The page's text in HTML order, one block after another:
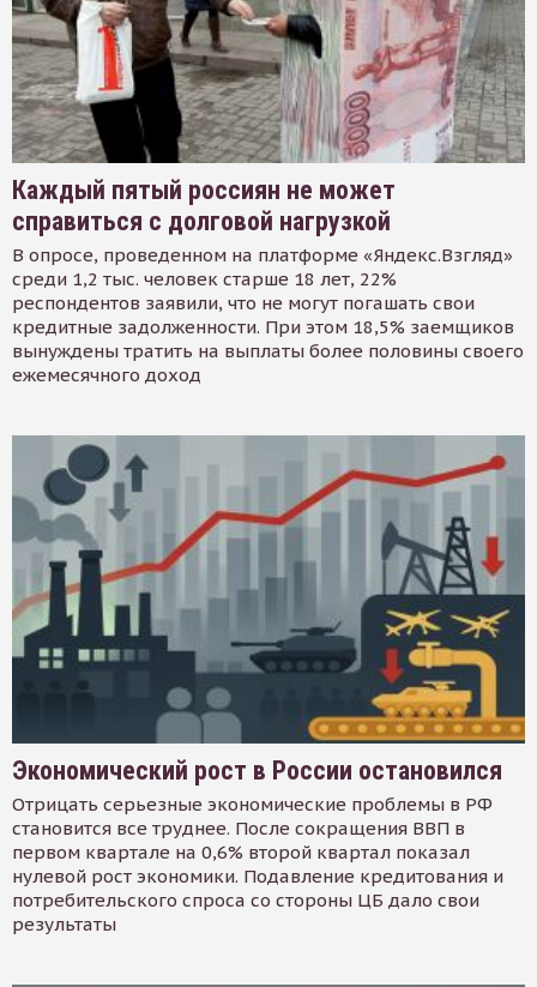
Каждый пятый россиян не может
справиться с долговой нагрузкой
В опросе, проведенном на платформе «Яндекс.Взгляд»
среди 1,2 тыс. человек старше 18 лет, 22%
респондентов заявили, что не могут погашать свои
кредитные задолженности. При этом 18,5% заемщиков
вынуждены тратить на выплаты более половины своего
ежемесячного доход
Экономический рост в России остановился
Отрицать серьезные экономические проблемы в РФ
становится все труднее. После сокращения ВВП в
первом квартале на 0,6% второй квартал показал
нулевой рост экономики. Подавление кредитования и
потребительского спроса со стороны ЦБ дало свои
результаты